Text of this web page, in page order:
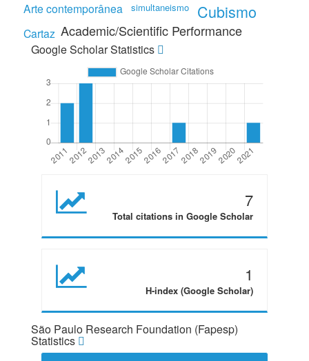
Arte contemporânea
simultaneismo Cubismo
Cartaz Academic/Scientific Performance
Google Scholar Statistics
7
Total citations in Google Scholar
1
H-index (Google Scholar)
São Paulo Research Foundation (Fapesp)
Statistics